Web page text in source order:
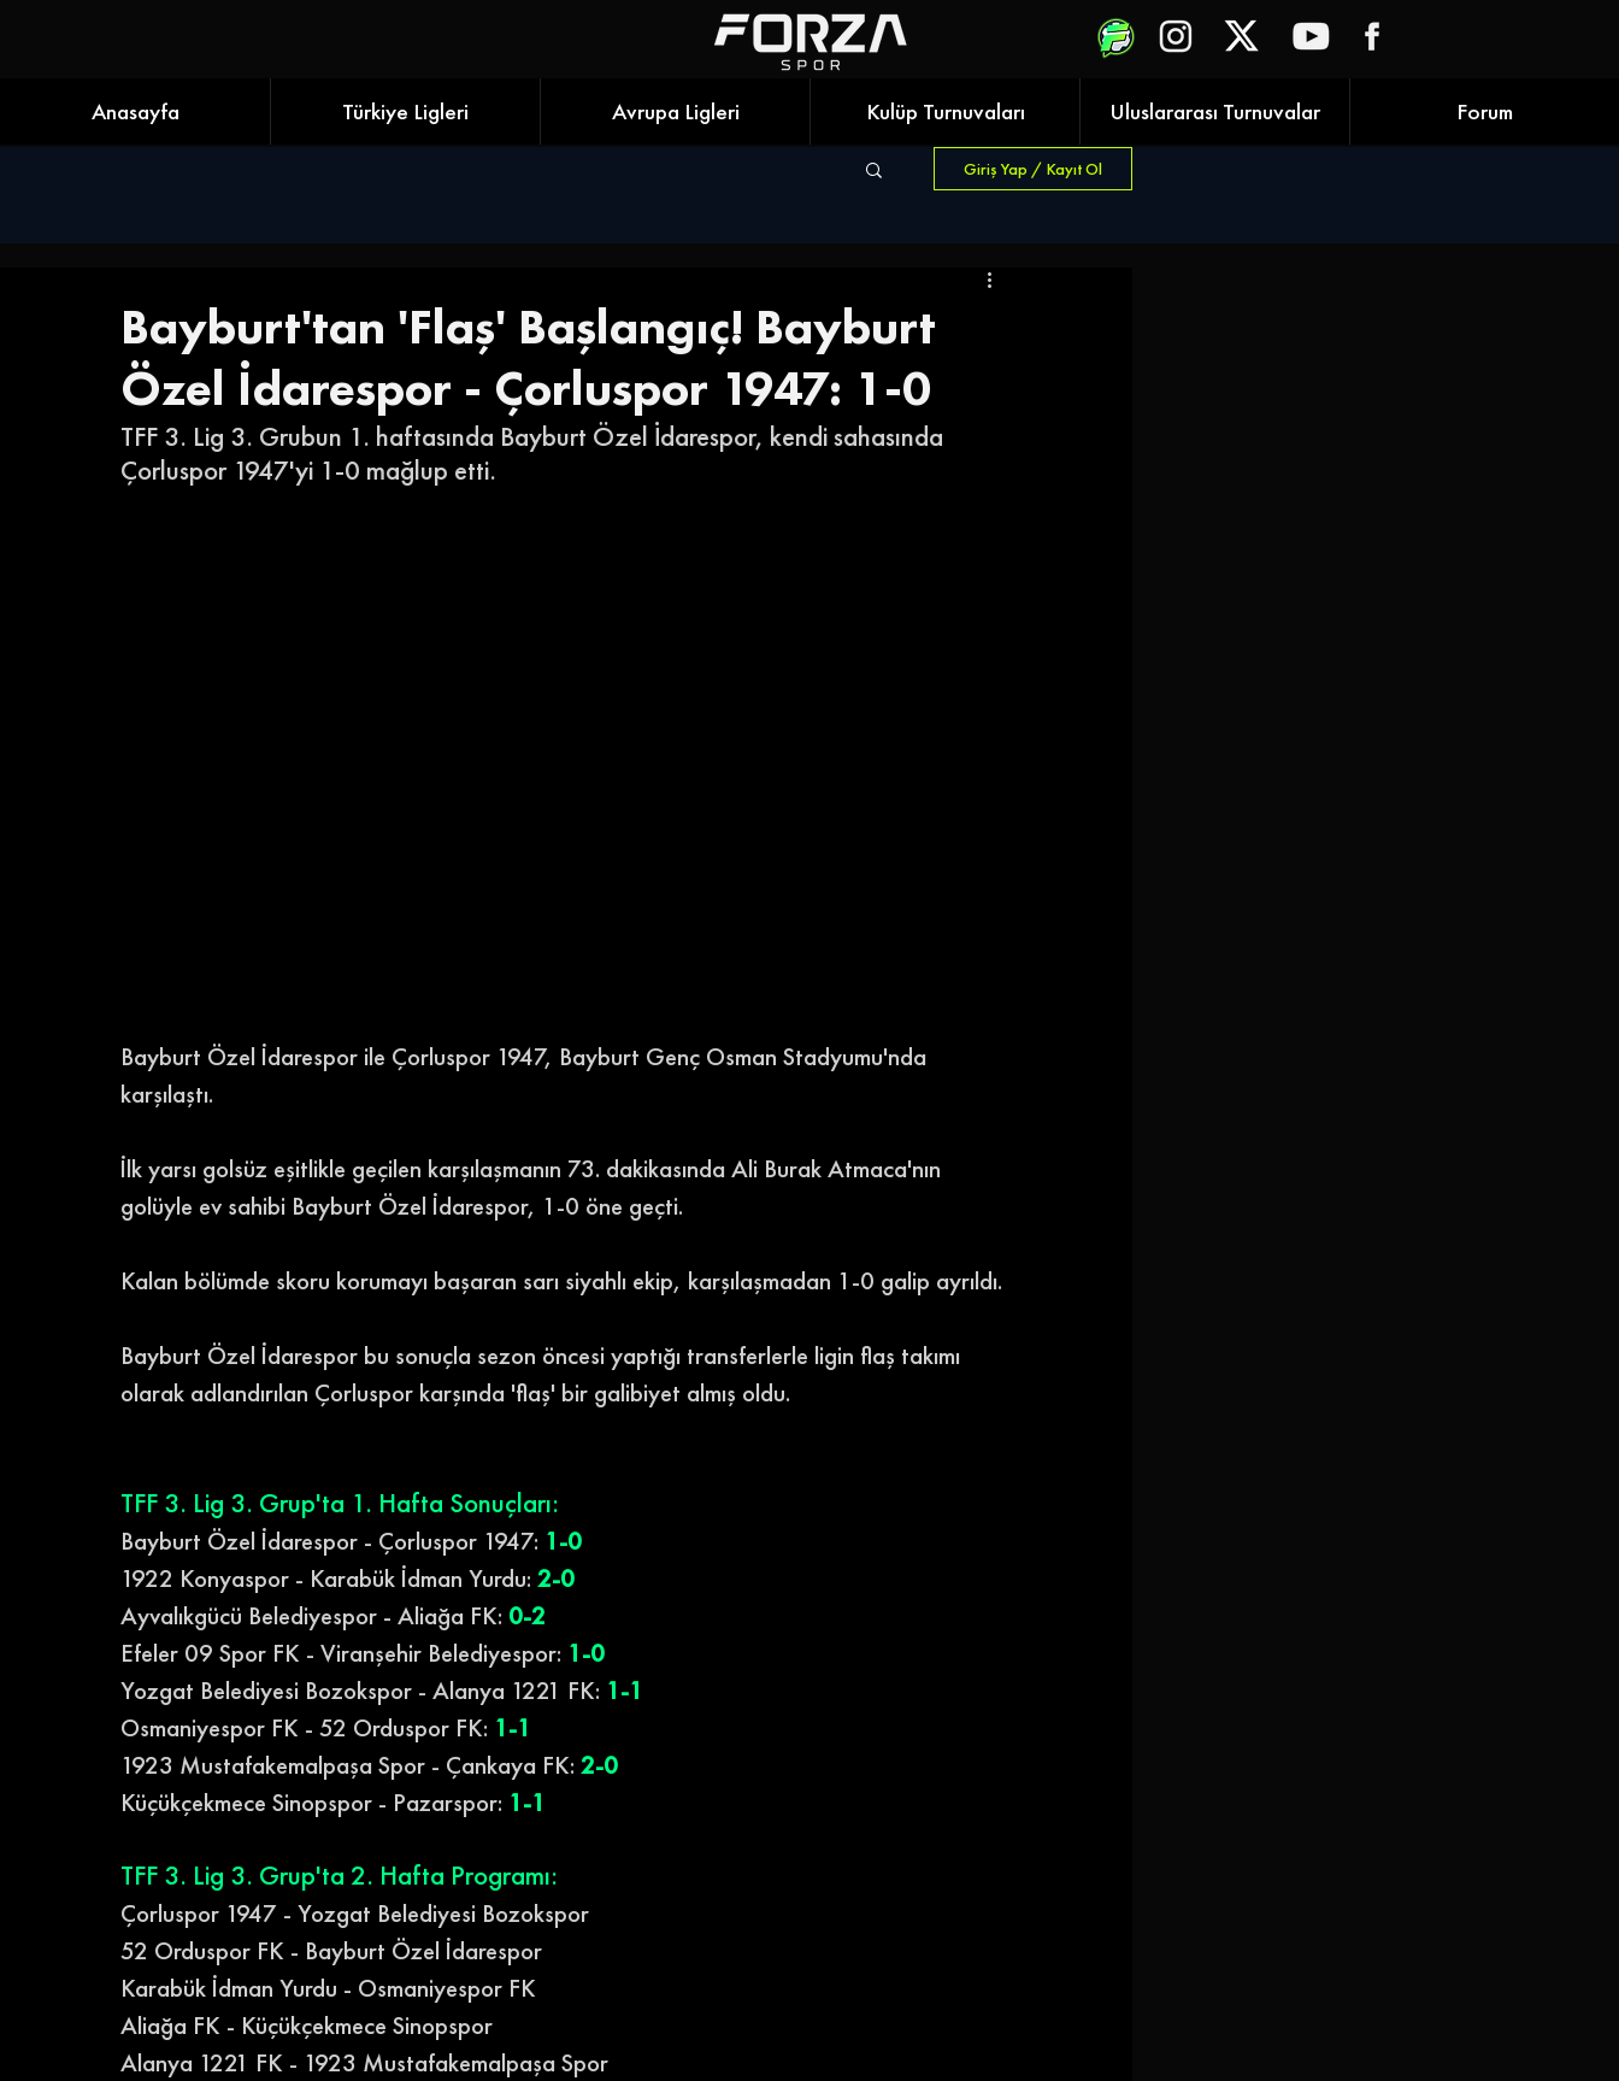
Anasayfa Türkiye Ligleri Avrupa Ligleri Kulüp Turnuvaları Uluslararası Turnuvalar Forum
Giriş Yap / Kayıt Ol
Bayburt'tan 'Flaş' Başlangıç! Bayburt
Özel İdarespor - Çorluspor 1947: 1-0
TFF 3. Lig 3. Grubun 1. haftasında Bayburt Özel İdarespor, kendi sahasında
Çorluspor 1947'yi 1-0 mağlup etti.
Bayburt Özel İdarespor ile Çorluspor 1947, Bayburt Genç Osman Stadyumu'nda
karşılaştı.
İlk yarsı golsüz eşitlikle geçilen karşılaşmanın 73. dakikasında Ali Burak Atmaca'nın
golüyle ev sahibi Bayburt Özel İdarespor, 1-0 öne geçti.
Kalan bölümde skoru korumayı başaran sarı siyahlı ekip, karşılaşmadan 1-0 galip ayrıldı.
Bayburt Özel İdarespor bu sonuçla sezon öncesi yaptığı transferlerle ligin flaş takımı
olarak adlandırılan Çorluspor karşında 'flaş' bir galibiyet almış oldu.
TFF 3. Lig 3. Grup'ta 1. Hafta Sonuçları:
Bayburt Özel İdarespor - Çorluspor 1947: 1-0
1922 Konyaspor - Karabük İdman Yurdu: 2-0
Ayvalıkgücü Belediyespor - Aliağa FK: 0-2
Efeler 09 Spor FK - Viranşehir Belediyespor: 1-0
Yozgat Belediyesi Bozokspor - Alanya 1221 FK: 1-1
Osmaniyespor FK - 52 Orduspor FK: 1-1
1923 Mustafakemalpaşa Spor - Çankaya FK: 2-0
Küçükçekmece Sinopspor - Pazarspor: 1-1
TFF 3. Lig 3. Grup'ta 2. Hafta Programı:
Çorluspor 1947 - Yozgat Belediyesi Bozokspor
52 Orduspor FK - Bayburt Özel İdarespor
Karabük İdman Yurdu - Osmaniyespor FK
Aliağa FK - Küçükçekmece Sinopspor
Alanya 1221 FK - 1923 Mustafakemalpaşa Spor